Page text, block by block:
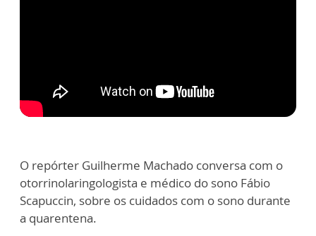
O repórter Guilherme Machado conversa com o
otorrinolaringologista e médico do sono Fábio
Scapuccin, sobre os cuidados com o sono durante
a quarentena.